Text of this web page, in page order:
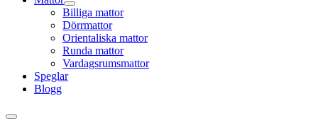
Billiga mattor
Dörrmattor
Orientaliska mattor
Runda mattor
Vardagsrumsmattor
Speglar
Blogg